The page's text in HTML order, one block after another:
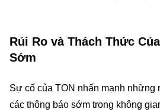
Rủi Ro và Thách Thức
Sớm
Sự cố của TON nhấn mạnh những
các thông báo sớm trong không